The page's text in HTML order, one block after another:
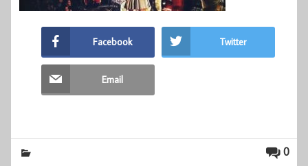
Facebook Twitter
Email
0